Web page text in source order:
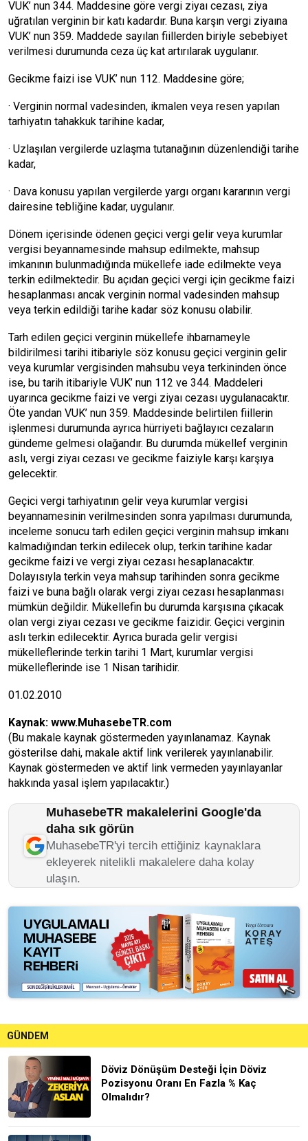
VUK’ nun 344. Maddesine göre vergi ziyaı cezası, ziya
uğratılan verginin bir katı kadardır. Buna karşın vergi ziyaına
VUK’ nun 359. Maddede sayılan fiillerden biriyle sebebiyet
verilmesi durumunda ceza üç kat artırılarak uygulanır.
Gecikme faizi ise VUK’ nun 112. Maddesine göre;
· Verginin normal vadesinden, ikmalen veya resen yapılan
tarhiyatın tahakkuk tarihine kadar,
· Uzlaşılan vergilerde uzlaşma tutanağının düzenlendiği tarihe
kadar,
· Dava konusu yapılan vergilerde yargı organı kararının vergi
dairesine tebliğine kadar, uygulanır.
Dönem içerisinde ödenen geçici vergi gelir veya kurumlar
vergisi beyannamesinde mahsup edilmekte, mahsup
imkanının bulunmadığında mükellefe iade edilmekte veya
terkin edilmektedir. Bu açıdan geçici vergi için gecikme faizi
hesaplanması ancak verginin normal vadesinden mahsup
veya terkin edildiği tarihe kadar söz konusu olabilir.
Tarh edilen geçici verginin mükellefe ihbarnameyle
bildirilmesi tarihi itibariyle söz konusu geçici verginin gelir
veya kurumlar vergisinden mahsubu veya terkininden önce
ise, bu tarih itibariyle VUK’ nun 112 ve 344. Maddeleri
uyarınca gecikme faizi ve vergi ziyaı cezası uygulanacaktır.
Öte yandan VUK’ nun 359. Maddesinde belirtilen fiillerin
işlenmesi durumunda ayrıca hürriyeti bağlayıcı cezaların
gündeme gelmesi olağandır. Bu durumda mükellef verginin
aslı, vergi ziyaı cezası ve gecikme faiziyle karşı karşıya
gelecektir.
Geçici vergi tarhiyatının gelir veya kurumlar vergisi
beyannamesinin verilmesinden sonra yapılması durumunda,
inceleme sonucu tarh edilen geçici verginin mahsup imkanı
kalmadığından terkin edilecek olup, terkin tarihine kadar
gecikme faizi ve vergi ziyaı cezası hesaplanacaktır.
Dolayısıyla terkin veya mahsup tarihinden sonra gecikme
faizi ve buna bağlı olarak vergi ziyaı cezası hesaplanması
mümkün değildir. Mükellefin bu durumda karşısına çıkacak
olan vergi ziyaı cezası ve gecikme faizidir. Geçici verginin
aslı terkin edilecektir. Ayrıca burada gelir vergisi
mükelleflerinde terkin tarihi 1 Mart, kurumlar vergisi
mükelleflerinde ise 1 Nisan tarihidir.
01.02.2010
Kaynak: www.MuhasebeTR.com
(Bu makale kaynak göstermeden yayınlanamaz. Kaynak
gösterilse dahi, makale aktif link verilerek yayınlanabilir.
Kaynak göstermeden ve aktif link vermeden yayınlayanlar
hakkında yasal işlem yapılacaktır.)
MuhasebeTR makalelerini Google'da
daha sık görün
MuhasebeTR'yi tercih ettiğiniz kaynaklara
ekleyerek nitelikli makalelere daha kolay
ulaşın.
GÜNDEM
Döviz Dönüşüm Desteği İçin Döviz
Pozisyonu Oranı En Fazla % Kaç
Olmalıdır?